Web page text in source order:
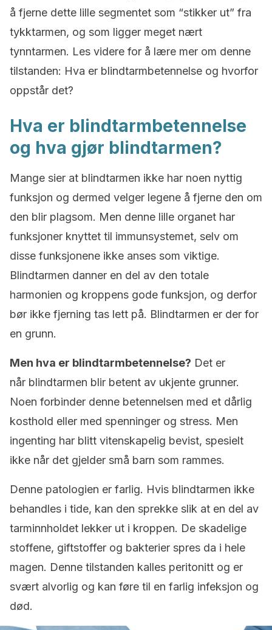
å fjerne dette lille segmentet som “stikker ut” fra
tykktarmen, og som ligger meget nært
tynntarmen. Les videre for å lære mer om denne
tilstanden: Hva er blindtarmbetennelse og hvorfor
oppstår det?
Hva er blindtarmbetennelse
og hva gjør blindtarmen?
Mange sier at blindtarmen ikke har noen nyttig
funksjon og dermed velger legene å fjerne den om
den blir plagsom. Men denne lille organet har
funksjoner knyttet til immunsystemet, selv om
disse funksjonene ikke anses som viktige.
Blindtarmen danner en del av den totale
harmonien og kroppens gode funksjon, og derfor
bør ikke fjerning tas lett på. Blindtarmen er der for
en grunn.
Men hva er blindtarmbetennelse? Det er
når blindtarmen blir betent av ukjente grunner.
Noen forbinder denne betennelsen med et dårlig
kosthold eller med spenninger og stress. Men
ingenting har blitt vitenskapelig bevist, spesielt
ikke når det gjelder små barn som rammes.
Denne patologien er farlig. Hvis blindtarmen ikke
behandles i tide, kan den sprekke slik at en del av
tarminnholdet lekker ut i kroppen. De skadelige
stoffene, giftstoffer og bakterier spres da i hele
magen. Denne tilstanden kalles peritonitt og er
svært alvorlig og kan føre til en farlig infeksjon og
død.